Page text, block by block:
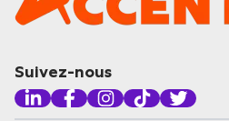
Suivez-nous